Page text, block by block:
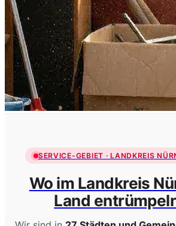
SERVICE-GEBIET · LANDKREIS
Wo im Landkreis
Land